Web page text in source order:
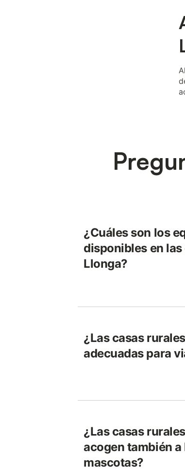
¿Cuáles son los
disponibles en
Llonga?
¿Las casas
adecuadas para
¿Las casas
acogen también
mascotas?